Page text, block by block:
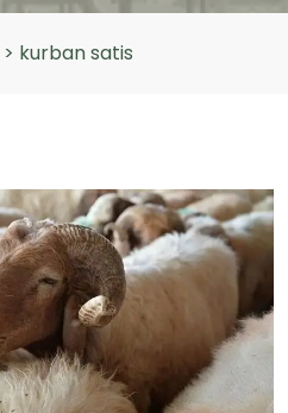
> kurban satis